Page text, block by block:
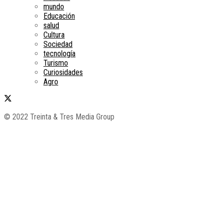
mundo
Educación
salud
Cultura
Sociedad
tecnología
Turismo
Curiosidades
Agro
© 2022 Treinta & Tres Media Group